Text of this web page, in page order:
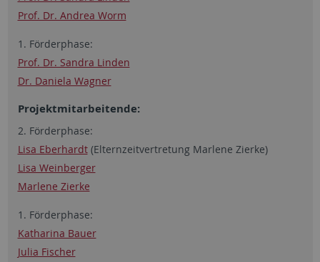
Prof. Dr. Andrea Worm
1. Förderphase:
Prof. Dr. Sandra Linden
Dr. Daniela Wagner
Projektmitarbeitende:
2. Förderphase:
Lisa Eberhardt(Elternzeitvertretung Marlene Zierke)
Lisa Weinberger
Marlene Zierke
1. Förderphase:
Katharina Bauer
Julia Fischer